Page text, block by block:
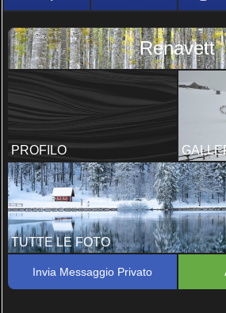
Renavett
PROFILO
TUTTE LE FOTO
Invia Messaggio Privato